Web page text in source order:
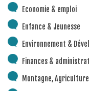
Economie & emploi
Enfance & Jeunesse
Environnement &
Finances &
Montagne,